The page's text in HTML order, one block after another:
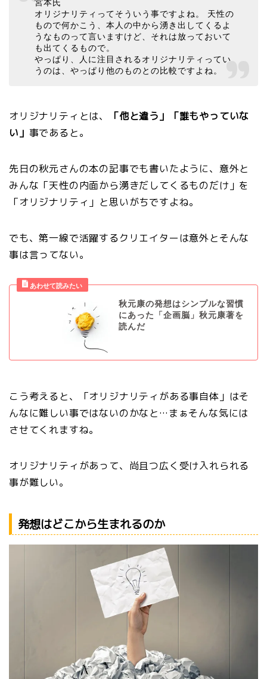
宮本氏
オリジナリティってそういう事ですよね。 天性の
もので何かこう、本人の中から湧き出してくるよ
うなものって言いますけど、それは放っておいて
も出てくるもので。
やっぱり、人に注目されるオリジナリティってい
うのは、やっぱり他のものとの比較ですよね。
オリジナリティとは、
「他と違う」「誰もやっていな
い」 事であると。
先日の秋元さんの本の記事でも書いたように、意外と
みんな「天性の内面から湧きだしてくるものだけ」を
「オリジナリティ」と思いがちですよね。
でも、第一線で活躍するクリエイターは意外とそんな
事は言ってない。
秋元康の発想はシンプルな習慣
にあった「企画脳」秋元康著を
読んだ
こう考えると、「オリジナリティがある事自体」はそ
んなに難しい事ではないのかなと…まぁそんな気には
させてくれますね。
オリジナリティがあって、尚且つ広く受け入れられる
事が難しい。
発想はどこから生まれるのか